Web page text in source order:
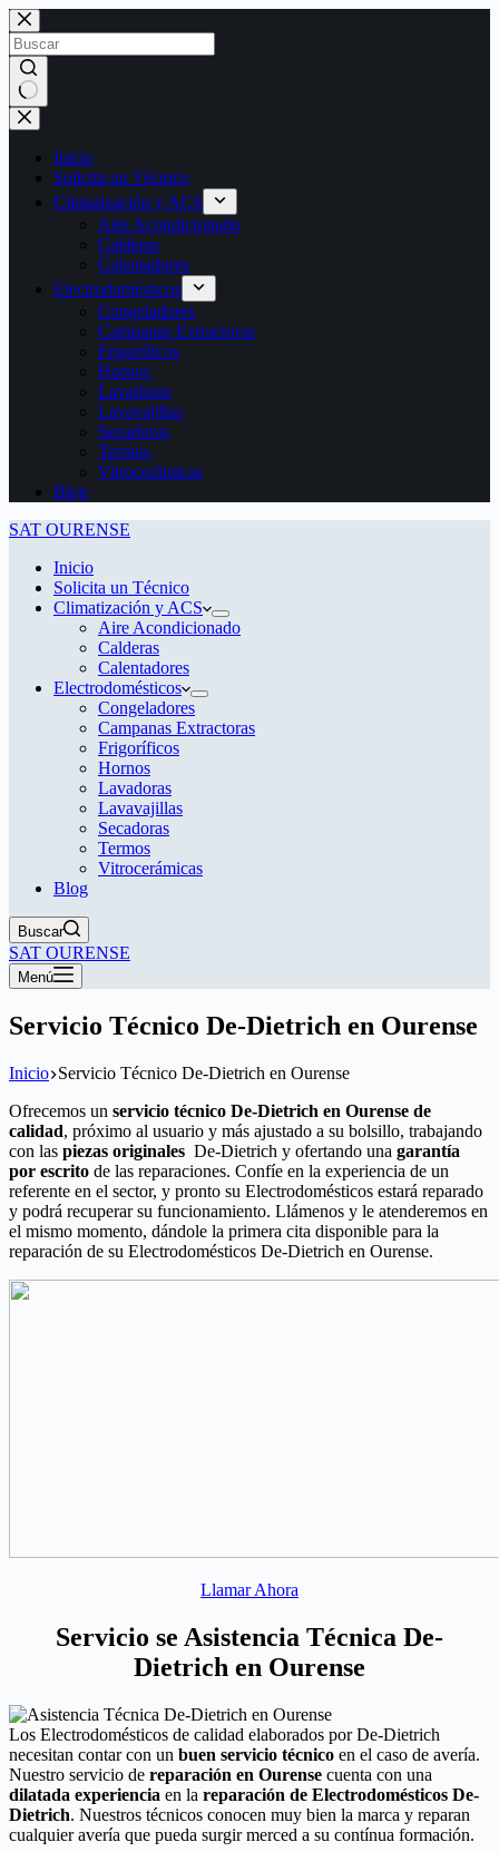
Saltar
al
contenido
Sin
resultados
Inicio
Solicita un Técnico
Climatización y ACS
Aire Acondicionado
Calderas
Calentadores
Electrodomésticos
Congeladores
Campanas Extractoras
Frigoríficos
Hornos
Lavadoras
Lavavajillas
Secadoras
Termos
Vitrocerámicas
Blog
SAT OURENSE
Inicio
Solicita un Técnico
Climatización y ACS
Aire Acondicionado
Calderas
Calentadores
Electrodomésticos
Congeladores
Campanas Extractoras
Frigoríficos
Hornos
Lavadoras
Lavavajillas
Secadoras
Termos
Vitrocerámicas
Blog
Buscar
SAT OURENSE
Menú
Servicio Técnico De-Dietrich en Ourense
Inicio Servicio Técnico De-Dietrich en Ourense
Ofrecemos un servicio técnico De-Dietrich en Ourense de
calidad, próximo al usuario y más ajustado a su bolsillo, trabajando
con las piezas originales De-Dietrich y ofertando una garantía
por escrito de las reparaciones. Confíe en la experiencia de un
referente en el sector, y pronto su Electrodomésticos estará reparado
y podrá recuperar su funcionamiento. Llámenos y le atenderemos en
el mismo momento, dándole la primera cita disponible para la
reparación de su Electrodomésticos De-Dietrich en Ourense.
Llamar Ahora
Servicio se Asistencia Técnica De-
Dietrich en Ourense
Los Electrodomésticos de calidad elaborados por De-Dietrich
necesitan contar con un buen servicio técnico en el caso de avería.
Nuestro servicio de reparación en Ourense cuenta con una
dilatada experiencia en la reparación de Electrodomésticos De-
Dietrich. Nuestros técnicos conocen muy bien la marca y reparan
cualquier avería que pueda surgir merced a su contínua formación.